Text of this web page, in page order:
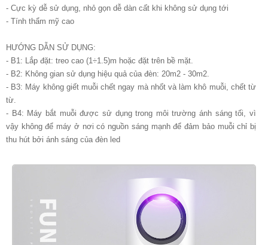
- Cực kỳ dễ sử dụng, nhỏ gọn dễ dàn cất khi không sử dụng tới
- Tính thẩm mỹ cao
HƯỚNG DẪN SỬ DỤNG:
- B1: Lắp đặt: treo cao (1÷1.5)m hoặc đặt trên bề mặt.
- B2: Không gian sử dụng hiệu quả của đèn: 20m2 - 30m2.
- B3: Máy không giết muỗi chết ngay mà nhốt và làm khô muỗi, chết từ
từ.
- B4: Máy bắt muỗi được sử dụng trong môi trường ánh sáng tối, vì
vậy không để máy ở nơi có nguồn sáng mạnh để đảm bảo muỗi chỉ bị
thu hút bởi ánh sáng của đèn led